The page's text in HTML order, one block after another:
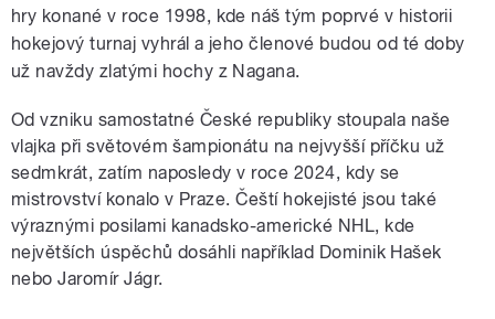
hry konané v roce 1998, kde náš tým poprvé v historii
hokejový turnaj vyhrál a jeho členové budou od té doby
už navždy zlatými hochy z Nagana.
Od vzniku samostatné České republiky stoupala naše
vlajka při světovém šampionátu na nejvyšší příčku už
sedmkrát, zatím naposledy v roce 2024, kdy se
mistrovství konalo v Praze. Čeští hokejisté jsou také
výraznými posilami kanadsko-americké NHL, kde
největších úspěchů dosáhli například Dominik Hašek
nebo Jaromír Jágr.